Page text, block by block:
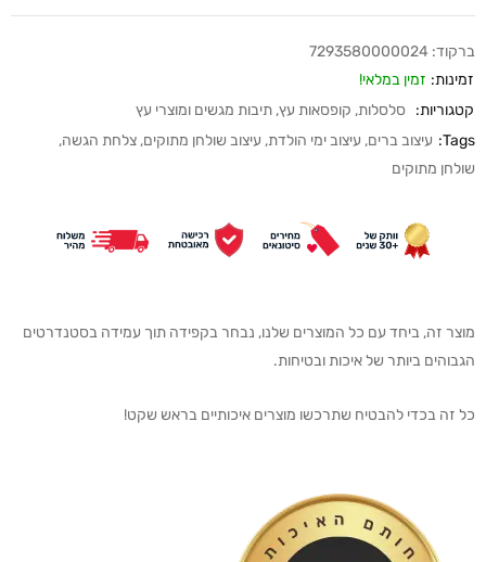
ברקוד: 7293580000024
זמינות: זמין במלאי!
קטגוריות:
סלסלות, קופסאות עץ, תיבות מגשים ומוצרי עץ
Tags: עיצוב ברים, עיצוב ימי הולדת, עיצוב שולחן מתוקים, צלחת הגשה,
שולחן מתוקים
מוצר זה, ביחד עם כל המוצרים שלנו, נבחר בקפידה תוך עמידה בסטנדרטים
הגבוהים ביותר של איכות ובטיחות.
כל זה בכדי להבטיח שתרכשו מוצרים איכותיים בראש שקט!